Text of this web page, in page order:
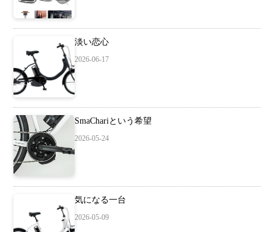
淡い恋心
2026-06-17
SmaChariという希望
2026-05-24
気になる一台
2026-05-09